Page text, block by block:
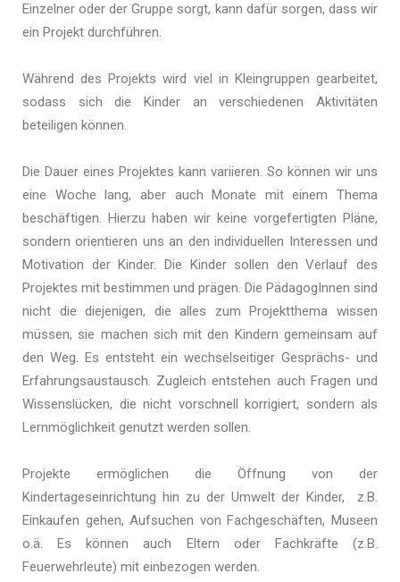
Einzelner oder der Gruppe sorgt, kann dafür sorgen, dass wir
ein Projekt durchführen.
Während des Projekts wird viel in Kleingruppen gearbeitet,
sodass sich die Kinder an verschiedenen Aktivitäten
beteiligen können.
Die Dauer eines Projektes kann variieren. So können wir uns
eine Woche lang, aber auch Monate mit einem Thema
beschäftigen. Hierzu haben wir keine vorgefertigten Pläne,
sondern orientieren uns an den individuellen Interessen und
Motivation der Kinder. Die Kinder sollen den Verlauf des
Projektes mit bestimmen und prägen. Die PädagogInnen sind
nicht die diejenigen, die alles zum Projektthema wissen
müssen, sie machen sich mit den Kindern gemeinsam auf
den Weg. Es entsteht ein wechselseitiger Gesprächs- und
Erfahrungsaustausch. Zugleich entstehen auch Fragen und
Wissenslücken, die nicht vorschnell korrigiert, sondern als
Lernmöglichkeit genutzt werden sollen.
Projekte ermöglichen die Öffnung von der
Kindertageseinrichtung hin zu der Umwelt der Kinder, z.B.
Einkaufen gehen, Aufsuchen von Fachgeschäften, Museen
o.ä. Es können auch Eltern oder Fachkräfte (z.B.
Feuerwehrleute) mit einbezogen werden.